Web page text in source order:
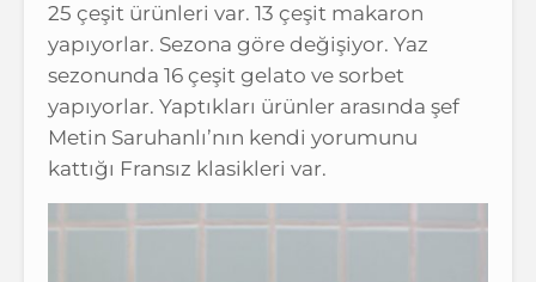
25 çeşit ürünleri var. 13 çeşit makaron
yapıyorlar. Sezona göre değişiyor. Yaz
sezonunda 16 çeşit gelato ve sorbet
yapıyorlar. Yaptıkları ürünler arasında şef
Metin Saruhanlı’nın kendi yorumunu
kattığı Fransız klasikleri var.